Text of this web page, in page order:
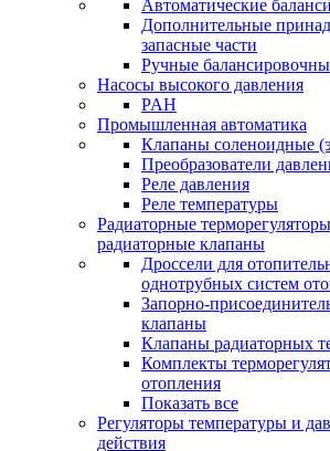
Автоматические
Дополнительные
запасные части
Ручные
Насосы высокого давления
PAH
Промышленная автоматика
Клапаны соленоидные
Преобразователи
Реле давления
Реле температуры
Радиаторные
радиаторные клапаны
Дроссели для
однотрубных систем
Запорно-
клапаны
Клапаны радиаторных
Комплекты
отопления
Показать все
Регуляторы температуры и
действия